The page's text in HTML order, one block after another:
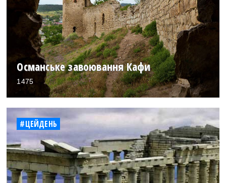
Османське завоювання Кафи
1475
#ЦЕЙДЕНЬ